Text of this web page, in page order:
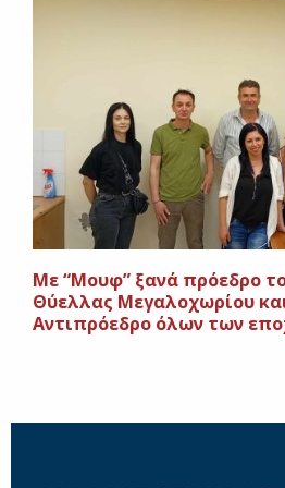
Με “Μουφ” ξανά πρόεδρο
Θύελλας Μεγαλοχωρίου
Αντιπρόεδρο όλων των